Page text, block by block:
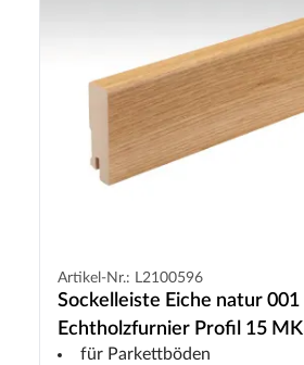
Artikel-Nr.: L2100596
Sockelleiste Eiche natur 001
Echtholzfurnier Profil 15 MK
für Parkettböden